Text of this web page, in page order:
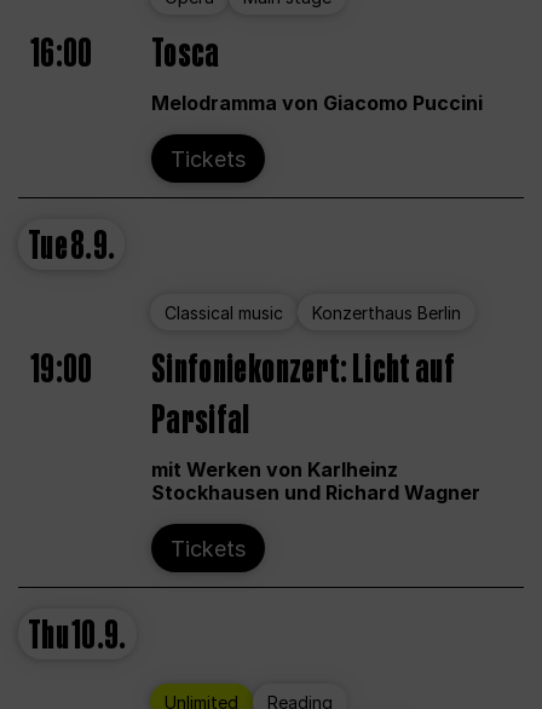
16:00 Tosca
Melodramma von Giacomo Puccini
Tickets
Tue8.9.
Classical music Konzerthaus Berlin
19:00
Sinfoniekonzert: Licht auf
Parsifal
mit Werken von Karlheinz
Stockhausen und Richard Wagner
Tickets
Thu10.9.
Unlimited
Reading